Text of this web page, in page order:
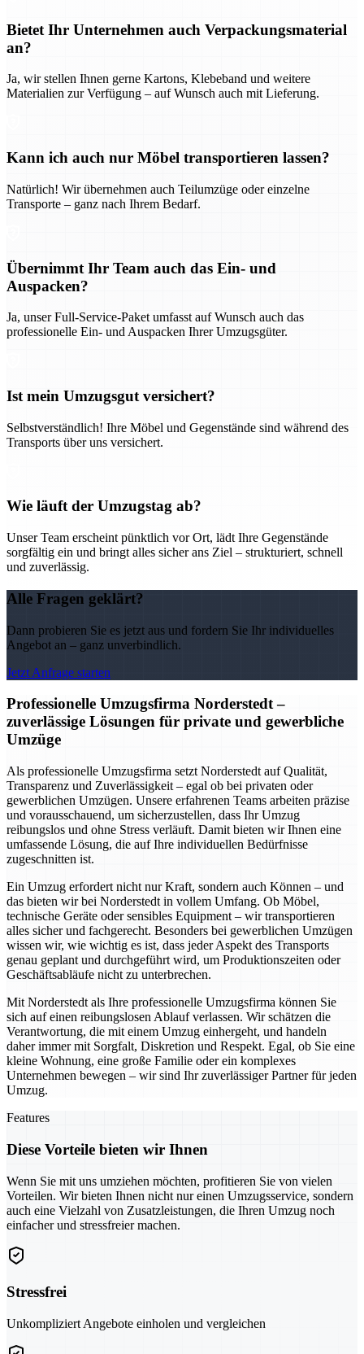
Bietet Ihr Unternehmen auch Verpackungsmaterial
an?
Ja, wir stellen Ihnen gerne Kartons, Klebeband und weitere
Materialien zur Verfügung – auf Wunsch auch mit Lieferung.
Kann ich auch nur Möbel transportieren lassen?
Natürlich! Wir übernehmen auch Teilumzüge oder einzelne
Transporte – ganz nach Ihrem Bedarf.
Übernimmt Ihr Team auch das Ein- und
Auspacken?
Ja, unser Full-Service-Paket umfasst auf Wunsch auch das
professionelle Ein- und Auspacken Ihrer Umzugsgüter.
Ist mein Umzugsgut versichert?
Selbstverständlich! Ihre Möbel und Gegenstände sind während des
Transports über uns versichert.
Wie läuft der Umzugstag ab?
Unser Team erscheint pünktlich vor Ort, lädt Ihre Gegenstände
sorgfältig ein und bringt alles sicher ans Ziel – strukturiert, schnell
und zuverlässig.
Alle Fragen geklärt?
Dann probieren Sie es jetzt aus und fordern Sie Ihr individuelles
Angebot an – ganz unverbindlich.
Jetzt Anfrage starten
Professionelle Umzugsfirma Norderstedt –
zuverlässige Lösungen für private und gewerbliche
Umzüge
Als professionelle Umzugsfirma setzt Norderstedt auf Qualität,
Transparenz und Zuverlässigkeit – egal ob bei privaten oder
gewerblichen Umzügen. Unsere erfahrenen Teams arbeiten präzise
und vorausschauend, um sicherzustellen, dass Ihr Umzug
reibungslos und ohne Stress verläuft. Damit bieten wir Ihnen eine
umfassende Lösung, die auf Ihre individuellen Bedürfnisse
zugeschnitten ist.
Ein Umzug erfordert nicht nur Kraft, sondern auch Können – und
das bieten wir bei Norderstedt in vollem Umfang. Ob Möbel,
technische Geräte oder sensibles Equipment – wir transportieren
alles sicher und fachgerecht. Besonders bei gewerblichen Umzügen
wissen wir, wie wichtig es ist, dass jeder Aspekt des Transports
genau geplant und durchgeführt wird, um Produktionszeiten oder
Geschäftsabläufe nicht zu unterbrechen.
Mit Norderstedt als Ihre professionelle Umzugsfirma können Sie
sich auf einen reibungslosen Ablauf verlassen. Wir schätzen die
Verantwortung, die mit einem Umzug einhergeht, und handeln
daher immer mit Sorgfalt, Diskretion und Respekt. Egal, ob Sie eine
kleine Wohnung, eine große Familie oder ein komplexes
Unternehmen bewegen – wir sind Ihr zuverlässiger Partner für jeden
Umzug.
Features
Diese Vorteile bieten wir Ihnen
Wenn Sie mit uns umziehen möchten, profitieren Sie von vielen
Vorteilen. Wir bieten Ihnen nicht nur einen Umzugsservice, sondern
auch eine Vielzahl von Zusatzleistungen, die Ihren Umzug noch
einfacher und stressfreier machen.
Stressfrei
Unkompliziert Angebote einholen und vergleichen